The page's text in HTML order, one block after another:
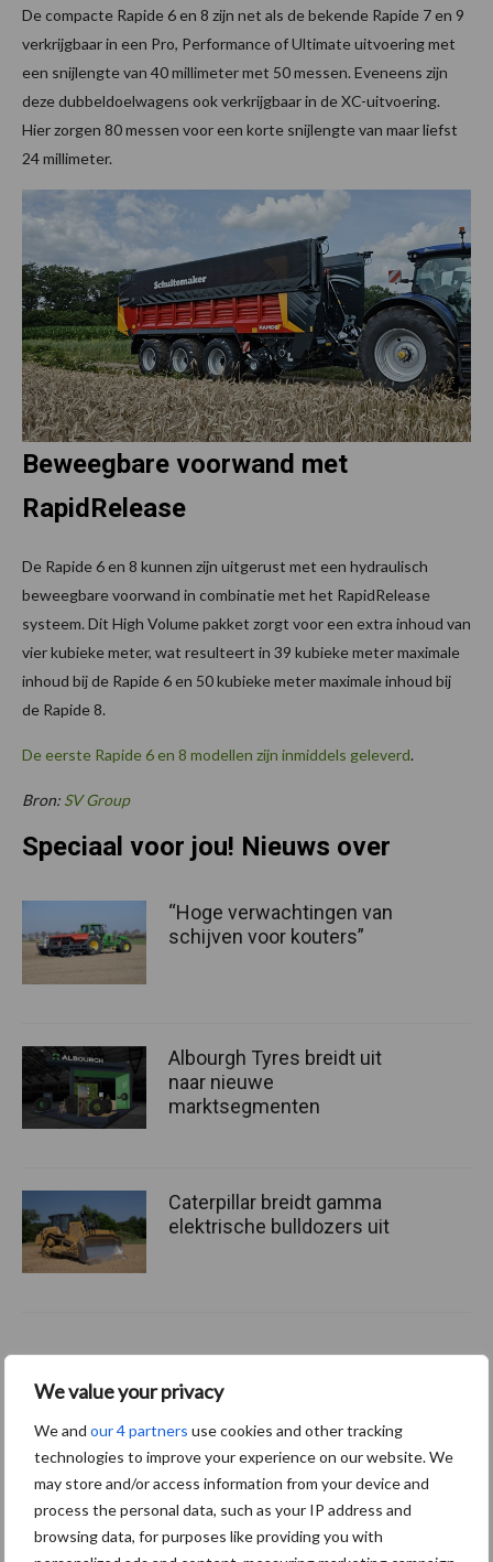
We value your privacy
We and our 4 partners use cookies and other tracking
technologies to improve your experience on our website. We
may store and/or access information from your device and
process the personal data, such as your IP address and
browsing data, for purposes like providing you with
De compacte Rapide 6 en 8 zijn net als de bekende Rapide 7 en 9
verkrijgbaar in een Pro, Performance of Ultimate uitvoering met
een snijlengte van 40 millimeter met 50 messen. Eveneens zijn
deze dubbeldoelwagens ook verkrijgbaar in de XC-uitvoering.
Hier zorgen 80 messen voor een korte snijlengte van maar liefst
24 millimeter.
Beweegbare voorwand met
RapidRelease
De Rapide 6 en 8 kunnen zijn uitgerust met een hydraulisch
beweegbare voorwand in combinatie met het RapidRelease
systeem. Dit High Volume pakket zorgt voor een extra inhoud van
vier kubieke meter, wat resulteert in 39 kubieke meter maximale
inhoud bij de Rapide 6 en 50 kubieke meter maximale inhoud bij
de Rapide 8.
De eerste Rapide 6 en 8 modellen zijn inmiddels geleverd.
Bron: SV Group
Speciaal voor jou! Nieuws over
“Hoge verwachtingen van
schijven voor kouters”
Albourgh Tyres breidt uit
naar nieuwe
marktsegmenten
Caterpillar breidt gamma
elektrische bulldozers uit
Maak hier uw keuze: